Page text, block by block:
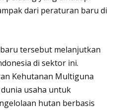
dari peraturan baru di
tersebut melanjutkan
di sektor ini.
Kehutanan Multiguna
usaha untuk
hutan berbasis